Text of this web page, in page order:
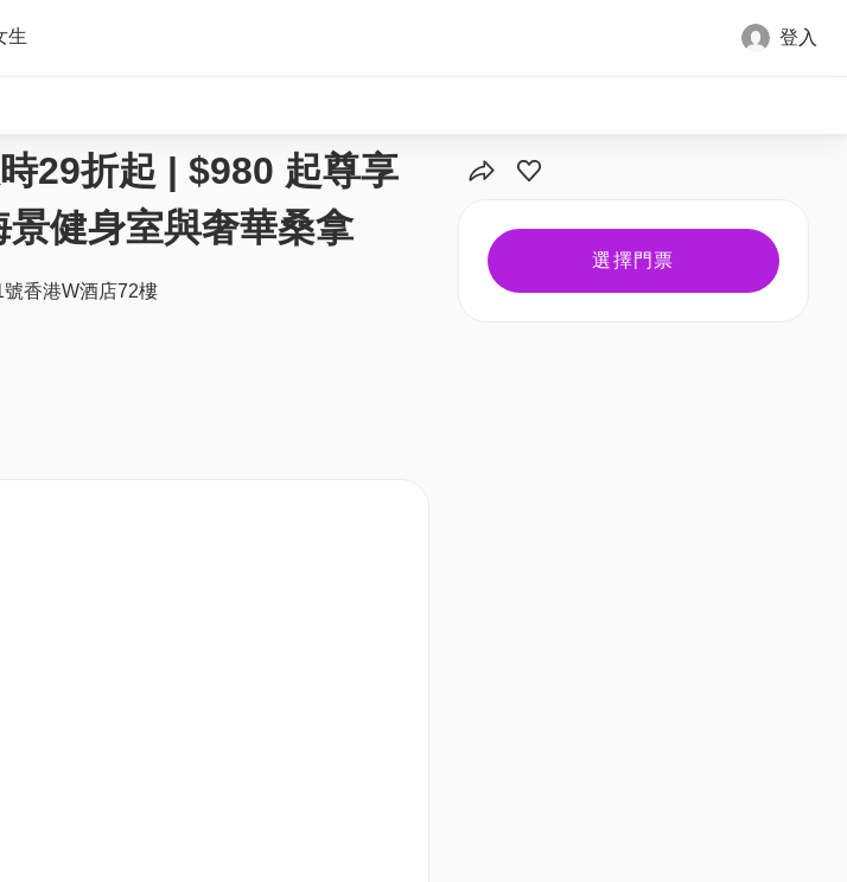
登入
生
29折起 | $980 起尊享
健身室與奢華桑拿
香港W酒店72樓
選擇門票